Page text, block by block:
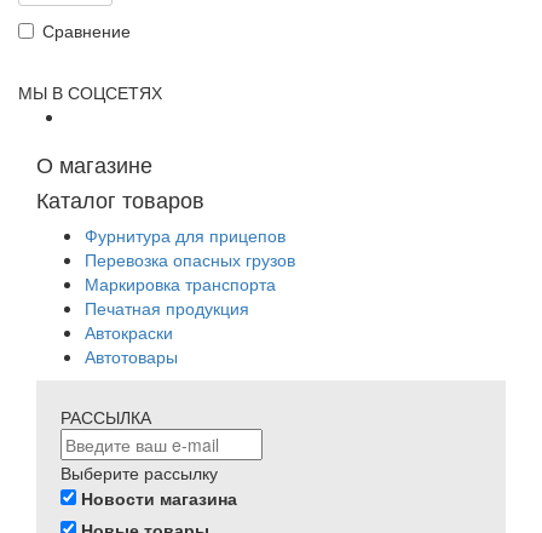
Сравнение
МЫ В СОЦСЕТЯХ
О магазине
Каталог товаров
Фурнитура для прицепов
Перевозка опасных грузов
Маркировка транспорта
Печатная продукция
Автокраски
Автотовары
РАССЫЛКА
Выберите рассылку
Новости магазина